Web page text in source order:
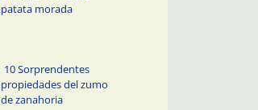
patata morada
10 Sorprendentes
propiedades del zumo
de zanahoria